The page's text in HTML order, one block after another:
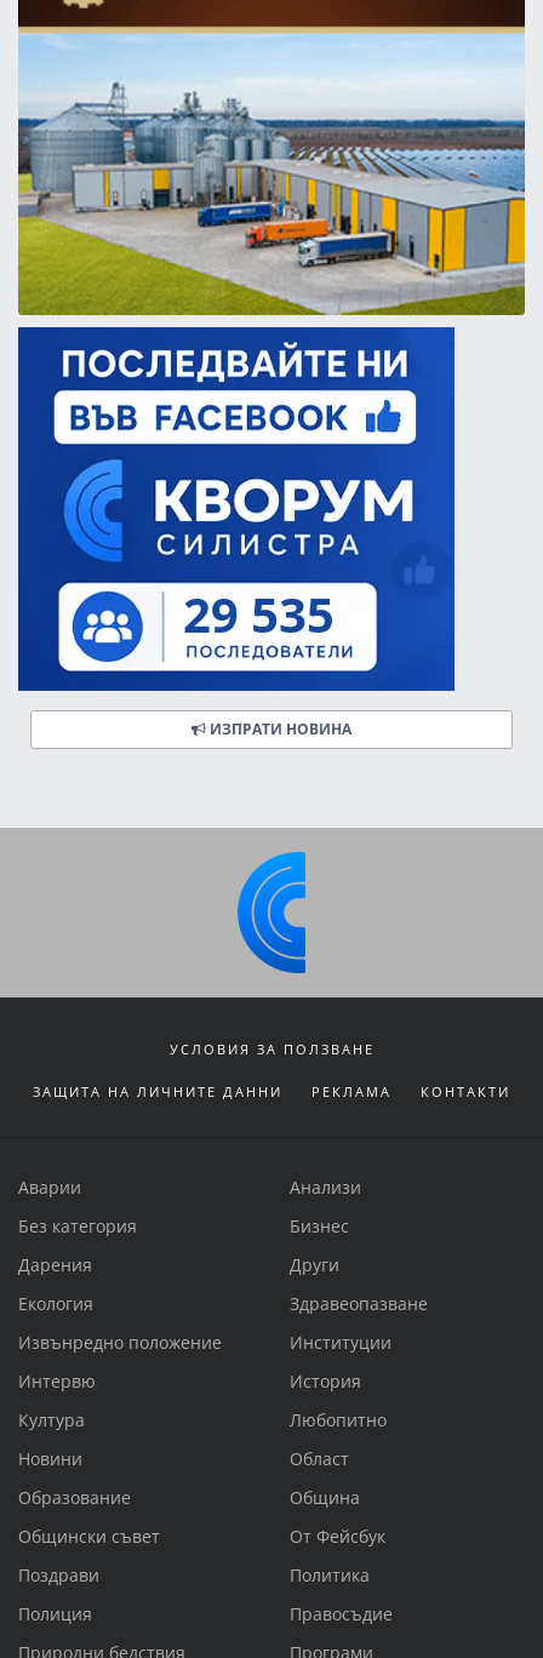
ИЗПРАТИ НОВИНА
УСЛОВИЯ ЗА ПОЛЗВАНЕ
ЗАЩИТА НА ЛИЧНИТЕ ДАННИ РЕКЛАМА КОНТАКТИ
Аварии
Анализи
Без категория
Бизнес
Дарения
Други
Екология
Здравеопазване
Извънредно положение
Институции
Интервю
История
Култура
Любопитно
Новини
Област
Образование
Община
Общински съвет
От Фейсбук
Поздрави
Политика
Полиция
Правосъдие
Природни бедствия
Програми